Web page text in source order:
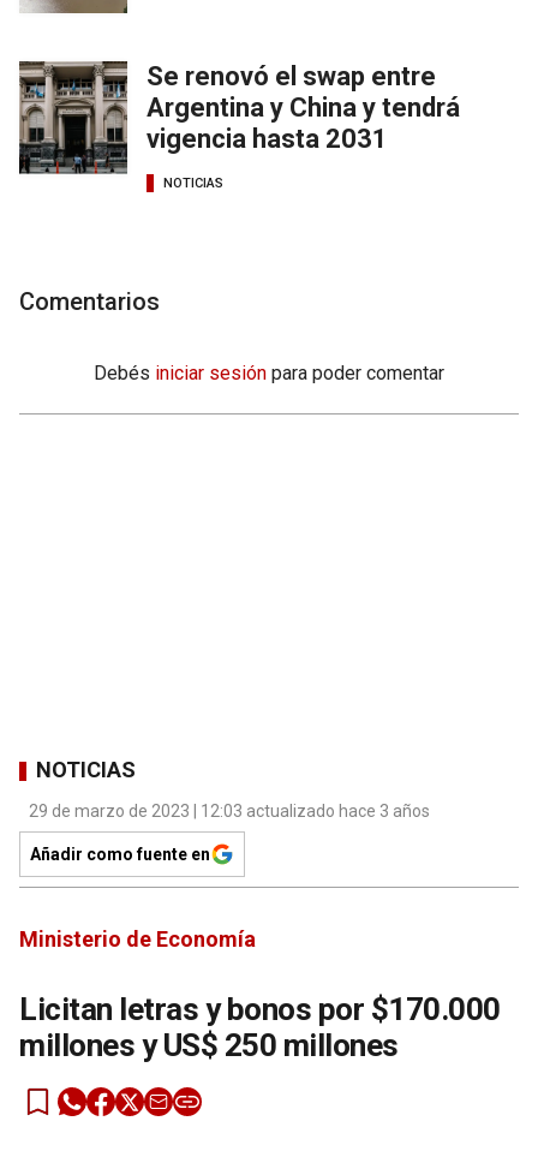
Se renovó el swap entre
Argentina y China y tendrá
vigencia hasta 2031
NOTICIAS
Comentarios
Debés iniciar sesión para poder comentar
NOTICIAS
29 de marzo de 2023 | 12:03 actualizado hace 3 años
Añadir como fuente en
Ministerio de Economía
Licitan letras y bonos por $170.000
millones y US$ 250 millones